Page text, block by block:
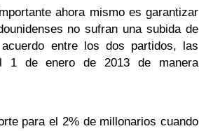
ahora mismo es garantizar
no sufran una subida de
entre los dos partidos, las
1 de enero de 2013 de manera
para el 2% de millonarios cuando